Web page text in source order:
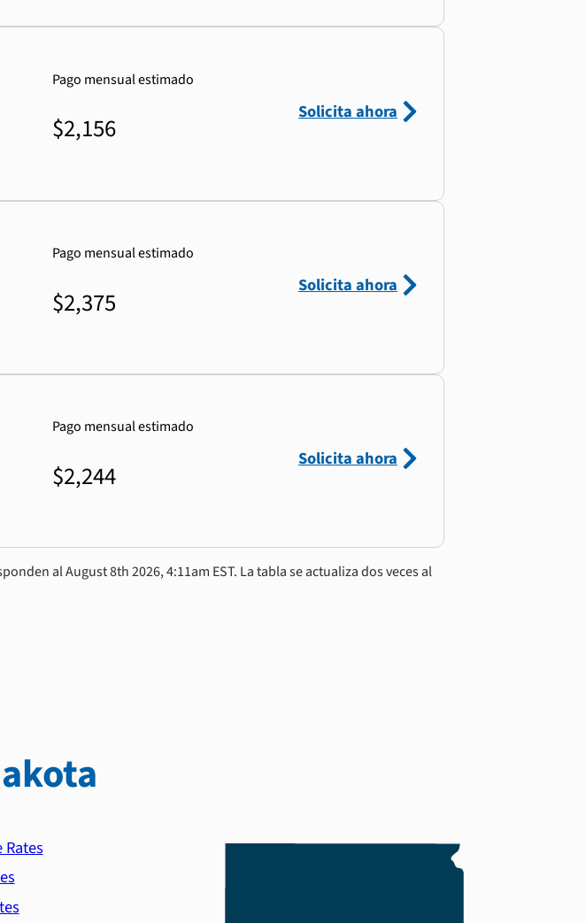
Pago mensual estimado
$2,156
Solicita ahora
Pago mensual estimado
$2,375
Solicita ahora
Pago mensual estimado
$2,244
Solicita ahora
al August 8th 2026, 4:11am EST. La tabla se actualiza dos veces al